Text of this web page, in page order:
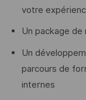
votre
Un package
Un
parcours de
internes